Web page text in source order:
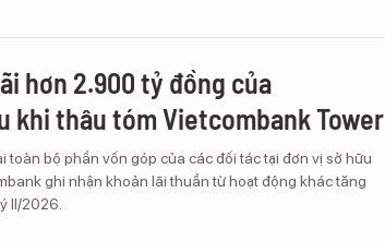
hơn 2.900 tỷ đồng của
khi thâu tóm Vietcombank Tower
toàn bộ phần vốn góp của các đối tác tại đơn vị sở hữu
ghi nhận khoản lãi thuần từ hoạt động khác tăng
II/2026.